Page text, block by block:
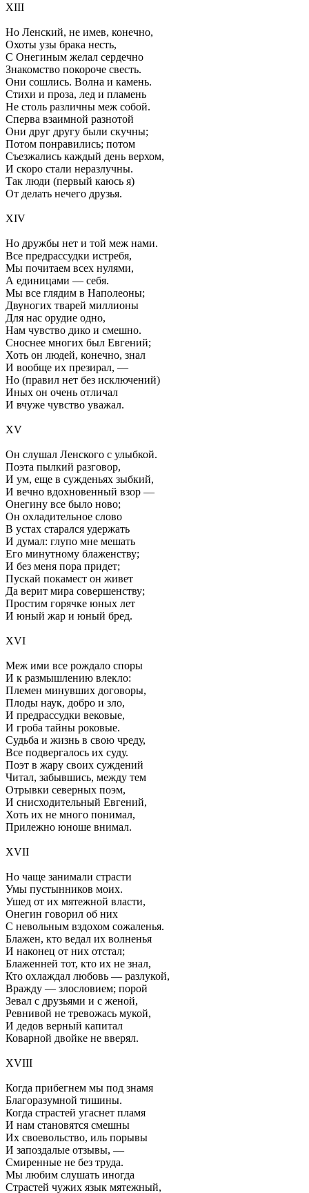
XIII
Но Ленский, не имев, конечно,
Охоты узы брака несть,
С Онегиным желал сердечно
Знакомство покороче свесть.
Они сошлись. Волна и камень.
Стихи и проза, лед и пламень
Не столь различны меж собой.
Сперва взаимной разнотой
Они друг другу были скучны;
Потом понравились; потом
Съезжались каждый день верхом,
И скоро стали неразлучны.
Так люди (первый каюсь я)
От делать нечего друзья.
XIV
Но дружбы нет и той меж нами.
Все предрассудки истребя,
Мы почитаем всех нулями,
А единицами — себя.
Мы все глядим в Наполеоны;
Двуногих тварей миллионы
Для нас орудие одно,
Нам чувство дико и смешно.
Сноснее многих был Евгений;
Хоть он людей, конечно, знал
И вообще их презирал, —
Но (правил нет без исключений)
Иных он очень отличал
И вчуже чувство уважал.
XV
Он слушал Ленского с улыбкой.
Поэта пылкий разговор,
И ум, еще в сужденьях зыбкий,
И вечно вдохновенный взор —
Онегину все было ново;
Он охладительное слово
В устах старался удержать
И думал: глупо мне мешать
Его минутному блаженству;
И без меня пора придет;
Пускай покамест он живет
Да верит мира совершенству;
Простим горячке юных лет
И юный жар и юный бред.
XVI
Меж ими все рождало споры
И к размышлению влекло:
Племен минувших договоры,
Плоды наук, добро и зло,
И предрассудки вековые,
И гроба тайны роковые.
Судьба и жизнь в свою чреду,
Все подвергалось их суду.
Поэт в жару своих суждений
Читал, забывшись, между тем
Отрывки северных поэм,
И снисходительный Евгений,
Хоть их не много понимал,
Прилежно юноше внимал.
XVII
Но чаще занимали страсти
Умы пустынников моих.
Ушед от их мятежной власти,
Онегин говорил об них
С невольным вздохом сожаленья.
Блажен, кто ведал их волненья
И наконец от них отстал;
Блаженней тот, кто их не знал,
Кто охлаждал любовь — разлукой,
Вражду — злословием; порой
Зевал с друзьями и с женой,
Ревнивой не тревожась мукой,
И дедов верный капитал
Коварной двойке не вверял.
XVIII
Когда прибегнем мы под знамя
Благоразумной тишины.
Когда страстей угаснет пламя
И нам становятся смешны
Их своевольство, иль порывы
И запоздалые отзывы, —
Смиренные не без труда.
Мы любим слушать иногда
Страстей чужих язык мятежный,